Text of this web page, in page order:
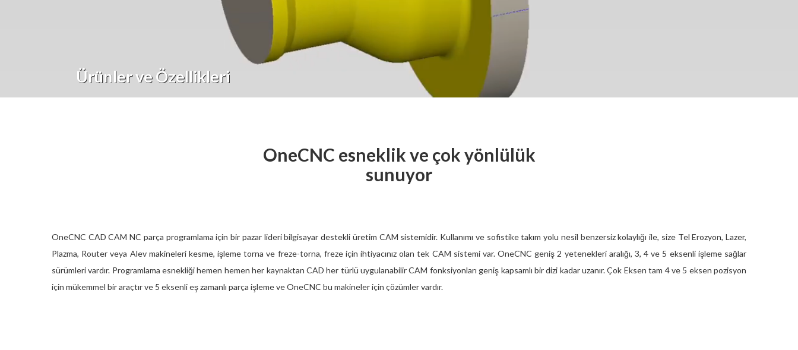
Ürünler ve Özellikleri
OneCNC esneklik ve çok yönlülük
sunuyor
OneCNC CAD CAMNC parça programlama için bir pazar lideri bilgisayar destekli üretim CAM sistemidir. Kullanımı ve sofistike takım yolu nesil benzersiz kolaylığı ile, size Tel Erozyon, Lazer,
Plazma, Router veya Alev makineleri kesme, işleme torna ve freze-torna, freze için ihtiyacınız olan tek CAM sistemi var. OneCNC geniş 2 yetenekleri aralığı, 3, 4 ve 5 eksenli işleme sağlar
sürümleri vardır. Programlama esnekliği hemen hemen her kaynaktan CAD her türlü uygulanabilir CAM fonksiyonları geniş kapsamlı bir dizi kadar uzanır. Çok Eksen tam 4 ve 5 eksen pozisyon
için mükemmel bir araçtır ve 5 eksenli eş zamanlı parça işleme ve OneCNC bu makineler için çözümler vardır.